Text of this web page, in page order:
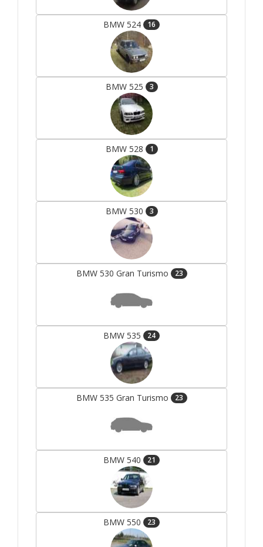
BMW 524 16
BMW 525 3
BMW 528 1
BMW 530 3
BMW 530 Gran Turismo 23
BMW 535 24
BMW 535 Gran Turismo 23
BMW 540 21
BMW 550 23